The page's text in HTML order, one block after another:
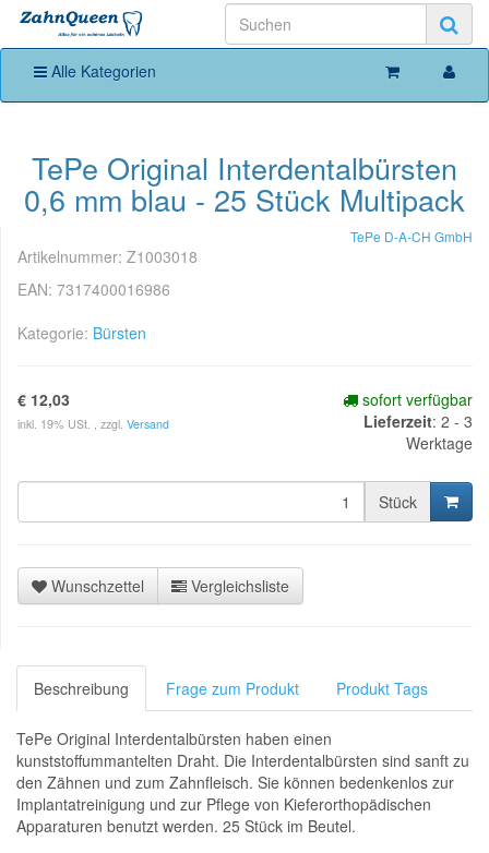
Alle Kategorien
TePe Original Interdentalbürsten
0,6 mm blau - 25 Stück Multipack
TePe D-A-CH GmbH
Artikelnummer: Z1003018
EAN: 7317400016986
Kategorie: Bürsten
€ 12,03
inkl. 19% USt. , zzgl. Versand
sofort verfügbar
Lieferzeit: 2 - 3
Werktage
Stück
Wunschzettel Vergleichsliste
Beschreibung Frage zum Produkt Produkt Tags
TePe Original Interdentalbürsten haben einen
kunststoffummantelten Draht. Die Interdentalbürsten sind sanft zu
den Zähnen und zum Zahnfleisch. Sie können bedenkenlos zur
Implantatreinigung und zur Pflege von Kieferorthopädischen
Apparaturen benutzt werden. 25 Stück im Beutel.